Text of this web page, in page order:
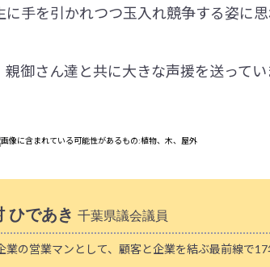
手を引かれつつ玉入れ競争する姿に
御さん達と共に大きな声援を送って
ひであき 千葉県議会議員
業の営業マンとして、顧客と企業を結ぶ最前線で